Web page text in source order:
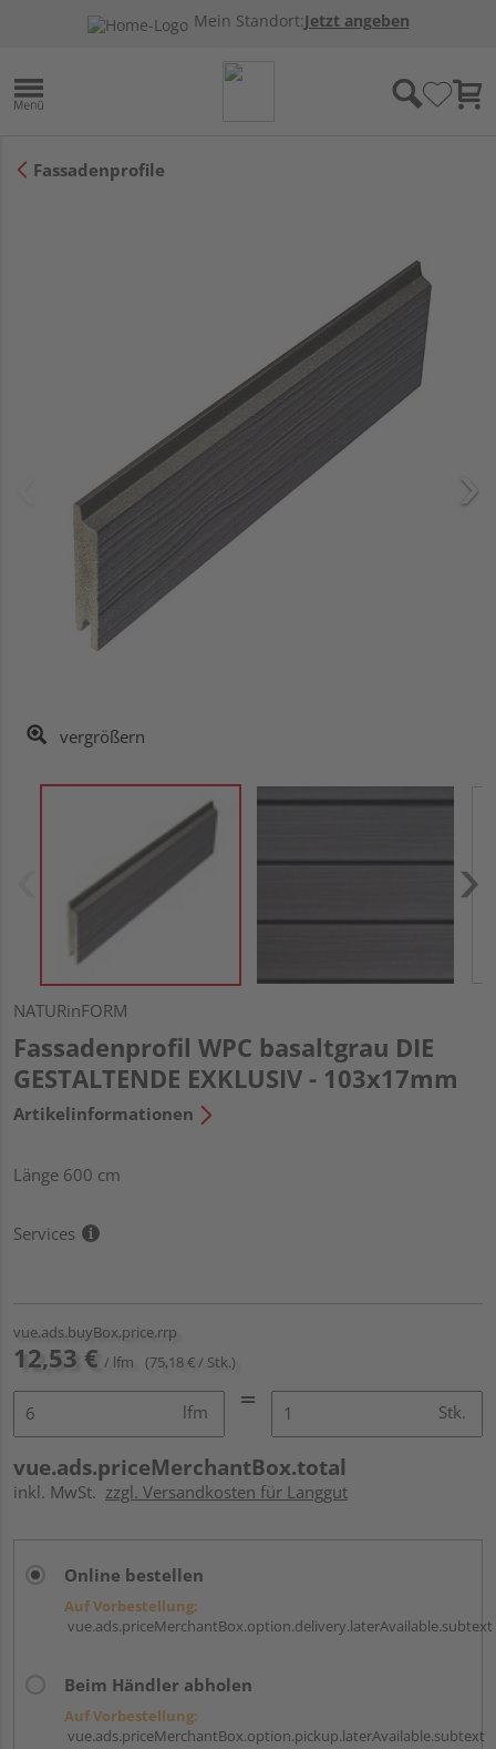
Mein Standort:Jetzt angeben
Fassadenprofile
vergrößern
NATURinFORM
Fassadenprofil WPC basaltgrau DIE
GESTALTENDE EXKLUSIV - 103x17mm
Artikelinformationen
Länge 600 cm
Services
vue.ads.buyBox.price.rrp
12,53 € / lfm (75,18 € / Stk.)
lfm Stk.
vue.ads.priceMerchantBox.total
inkl. MwSt. zzgl. Versandkosten für Langgut
Online bestellen
Auf Vorbestellung:
vue.ads.priceMerchantBox.option.delivery.laterAvailable.subtext
Beim Händler abholen
Auf Vorbestellung:
vue.ads.priceMerchantBox.option.pickup.laterAvailable.subtext